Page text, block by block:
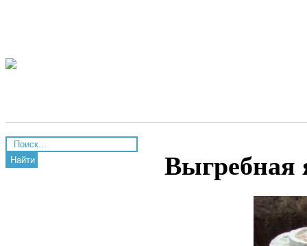
Найти Выгребная